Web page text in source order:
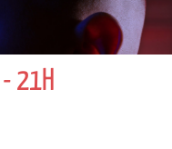
21H